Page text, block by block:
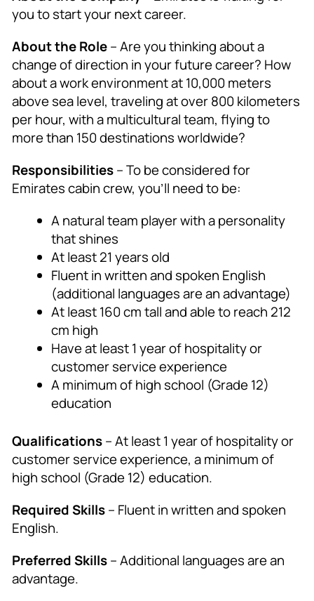
you to start your next career.
About the Role– Are you thinking about a
change of direction in your future career? How
about a work environment at 10,000 meters
above sea level, traveling at over 800 kilometers
per hour, with a multicultural team, flying to
more than 150 destinations worldwide?
Responsibilities– To be considered for
Emirates cabin crew, you’ll need to be:
A natural team player with a personality
that shines
At least 21 years old
Fluent in written and spoken English
(additional languages are an advantage)
At least 160 cm tall and able to reach 212
cm high
Have at least 1 year of hospitality or
customer service experience
A minimum of high school (Grade 12)
education
Qualifications– At least 1 year of hospitality or
customer service experience, a minimum of
high school (Grade 12) education.
Required Skills– Fluent in written and spoken
English.
Preferred Skills– Additional languages are an
advantage.